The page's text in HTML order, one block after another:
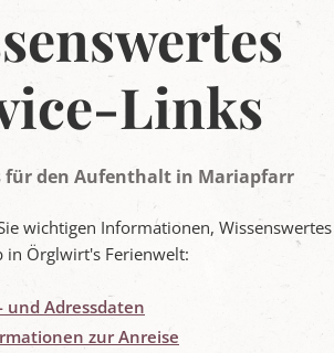
Links
für den Aufenthalt in Mariapfarr
wichtigen Informationen,
in Örglwirt's Ferienwelt:
und Adressdaten
zur Anreise